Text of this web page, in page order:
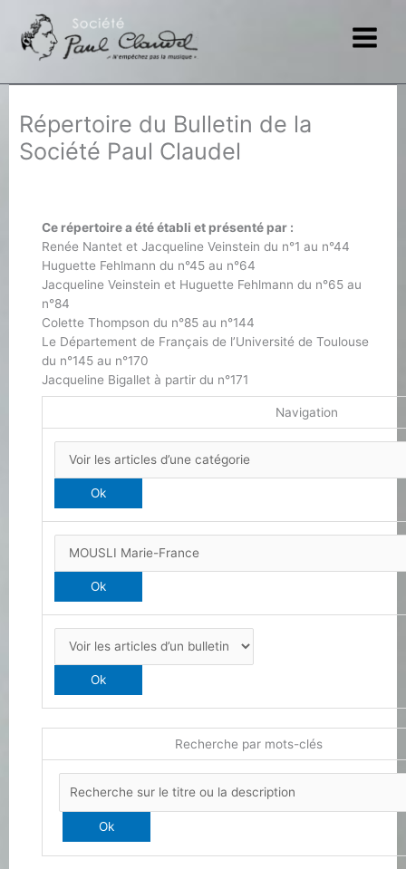
contenu
Répertoire du Bulletin de la
Société Paul Claudel
Ce répertoire a été établi et présenté par :
Renée Nantet et Jacqueline Veinstein du n°1 au n°44
Huguette Fehlmann du n°45 au n°64
Jacqueline Veinstein et Huguette Fehlmann du n°65 au
n°84
Colette Thompson du n°85 au n°144
Le Département de Français de l’Université de Toulouse
du n°145 au n°170
Jacqueline Bigallet à partir du n°171
Navigation
Recherche par mots-clés